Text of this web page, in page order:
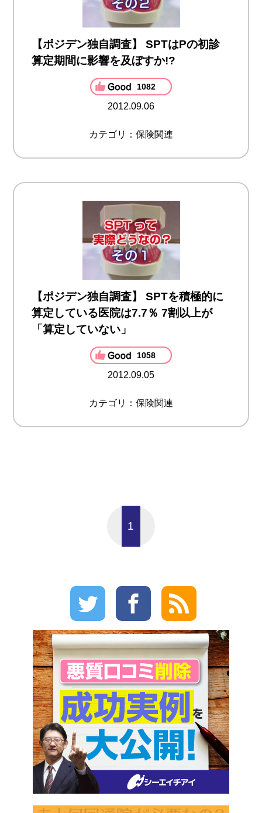
【ポジデン独自調査】 SPTはPの初診
算定期間に影響を及ぼすか!?
1082
2012.09.06
カテゴリ：保険関連
【ポジデン独自調査】 SPTを積極的に
算定している医院は7.7％ 7割以上が
「算定していない」
1058
2012.09.05
カテゴリ：保険関連
1